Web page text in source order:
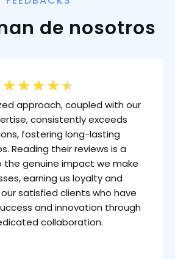
de nosotros
★ ★ ★ ★ ★
approach, coupled with our
consistently exceeds
fostering long-lasting
Reading their reviews is a
genuine impact we make
earning us loyalty and
satisfied clients who have
and innovation through
collaboration.